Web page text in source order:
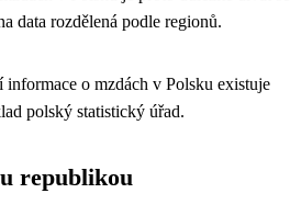
data rozdělená podle regionů.
informace o mzdách v Polsku existuje
polský statistický úřad.
republikou